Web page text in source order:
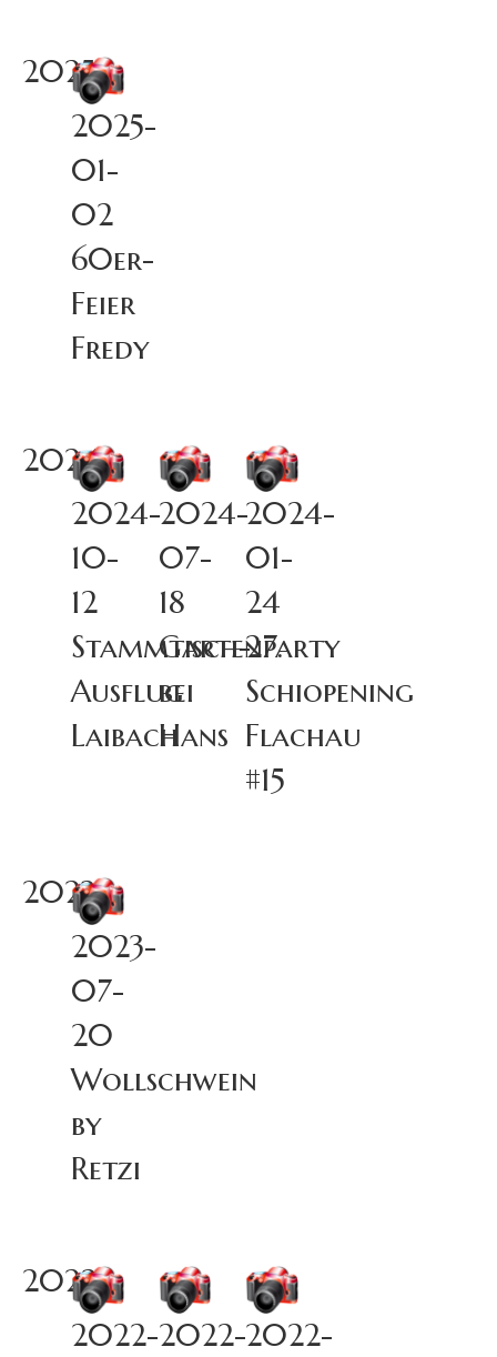
2025
2025-
01-
02
60er-
Feier
Fredy
2024
2024-
10-
12
Stammtisch-
Ausflug
Laibach
2024-
07-
18
Gartenparty
bei
Hans
2024-
01-
24
27.
Schiopening
Flachau
#15
2023
2023-
07-
20
Wollschwein
by
Retzi
2022
2022-2022-2022-